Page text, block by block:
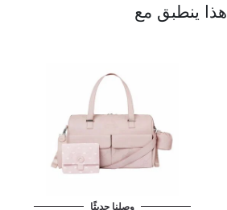
هذا ينطبق مع
وصلنا حديثًا